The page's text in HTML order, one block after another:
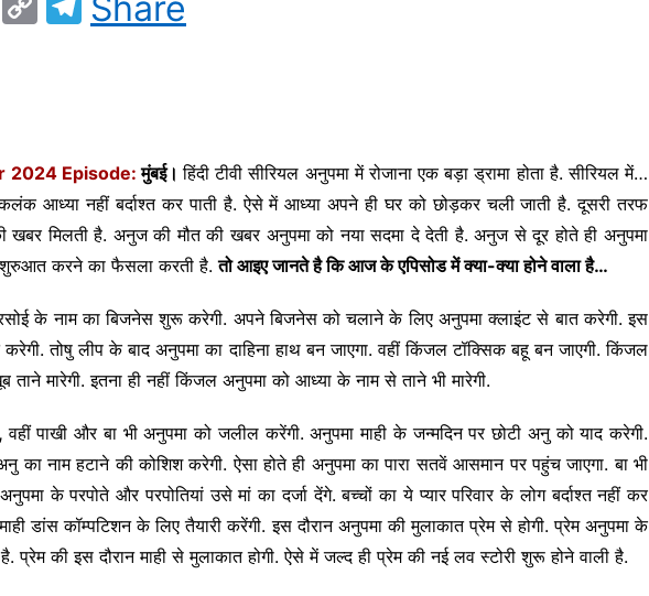
n
k
el
m
2024 Episode:मुंबई।हिंदी टीवी सीरियल अनुपमा में रोजाना एक बड़ा ड्रामा होता है. सीरियल में…
आध्या नहीं बर्दाश्त कर पाती है. ऐसे में आध्या अपने ही घर को छोड़कर चली जाती है. दूसरी तरफ
खबर मिलती है. अनुज की मौत की खबर अनुपमा को नया सदमा दे देती है. अनुज से दूर होते ही अनुपमा
करने का फैसला करती है.तो आइए जानते है कि आज के एपिसोड में क्या-क्या होने वाला है…
के नाम का बिजनेस शुरू करेगी. अपने बिजनेस को चलाने के लिए अनुपमा क्लाइंट से बात करेगी. इस
करेगी. तोषु लीप के बाद अनुपमा का दाहिना हाथ बन जाएगा. वहीं किंजल टॉक्सिक बहू बन जाएगी. किंजल
ताने मारेगी. इतना ही नहीं किंजल अनुपमा को आध्या के नाम से ताने भी मारेगी.
वहीं पाखी और बा भी अनुपमा को जलील करेंगी. अनुपमा माही के जन्मदिन पर छोटी अनु को याद करेगी.
का नाम हटाने की कोशिश करेगी. ऐसा होते ही अनुपमा का पारा सतवें आसमान पर पहुंच जाएगा. बा भी
के परपोते और परपोतियां उसे मां का दर्जा देंगे. बच्चों का ये प्यार परिवार के लोग बर्दाश्त नहीं कर
डांस कॉम्पटिशन के लिए तैयारी करेंगी. इस दौरान अनुपमा की मुलाकात प्रेम से होगी. प्रेम अनुपमा के
प्रेम की इस दौरान माही से मुलाकात होगी. ऐसे में जल्द ही प्रेम की नई लव स्टोरी शुरू होने वाली है.